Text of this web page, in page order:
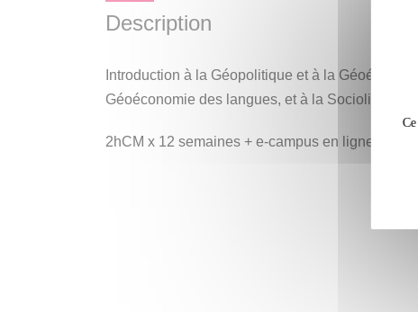
Description
Introduction à la Géopolitique et à la
Géoéconomie des langues, et à la
2hCM x 12 semaines + e-campus en ligne